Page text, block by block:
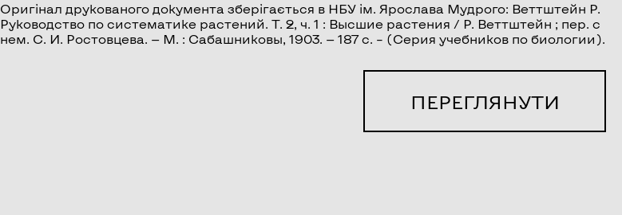
Оригінал друкованого документа зберігається в НБУ ім. Ярослава Мудрого: Веттштейн Р.
Руководство по систематике растений. Т. 2, ч. 1 : Высшие растения / Р. Веттштейн ; пер. с
нем. С. И. Ростовцева. — М. : Сабашниковы, 1903. — 187 с. – (Серия учебников по биологии).
ПЕРЕГЛЯНУТИ